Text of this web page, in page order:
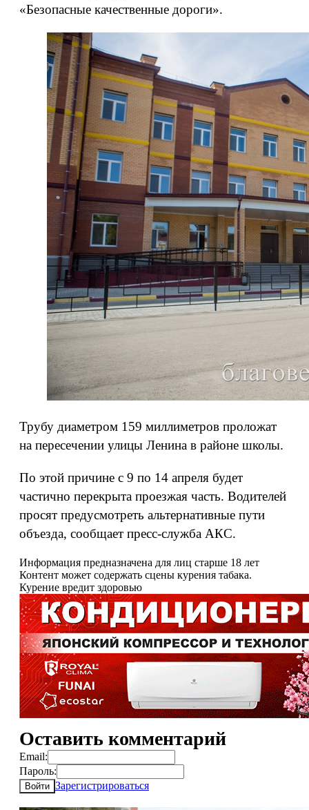
«Безопасные качественные дороги».
Трубу диаметром 159 миллиметров проложат
на пересечении улицы Ленина в районе школы.
По этой причине с 9 по 14 апреля будет
частично перекрыта проезжая часть. Водителей
просят предусмотреть альтернативные пути
объезда, сообщает пресс-служба АКС.
Информация предназначена для лиц старше 18 лет
Контент может содержать сцены курения табака.
Курение вредит здоровью
Оставить комментарий
Email:
Пароль:
Войти Зарегистрироваться